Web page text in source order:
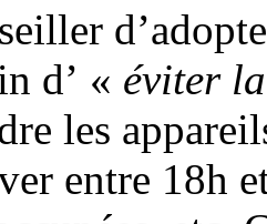
d’ « éviter
les
entre 18h